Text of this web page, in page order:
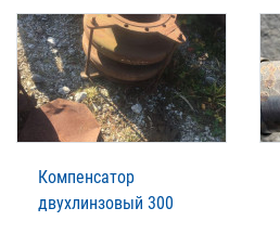
Компенсатор
двухлинзовый 300